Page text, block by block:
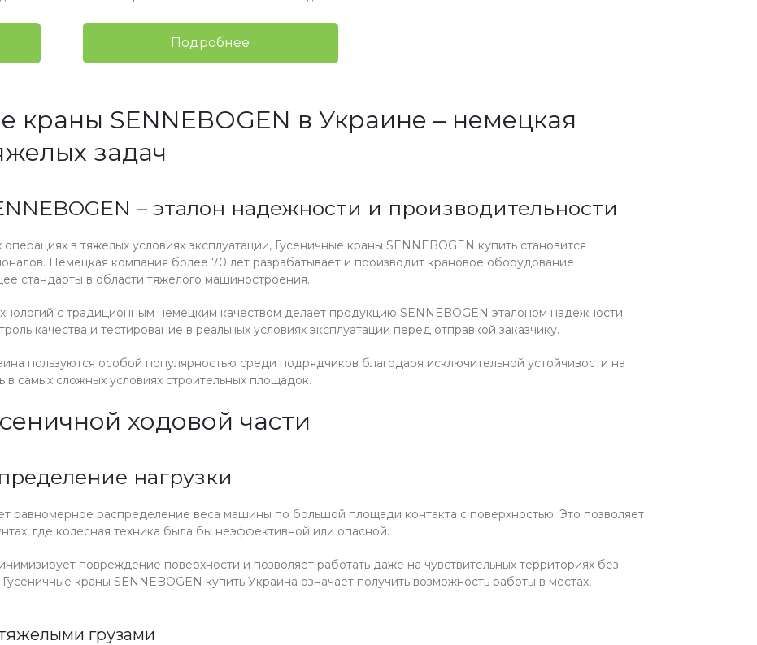
Подробнее
краны SENNEBOGEN в Украине – немецкая
задач
– эталон надежности и производительности
в тяжелых условиях эксплуатации, Гусеничные краны SENNEBOGEN купить становится
Немецкая компания более 70 лет разрабатывает и производит крановое оборудование
стандарты в области тяжелого машиностроения.
с традиционным немецким качеством делает продукцию SENNEBOGEN эталоном надежности.
качества и тестирование в реальных условиях эксплуатации перед отправкой заказчику.
пользуются особой популярностью среди подрядчиков благодаря исключительной устойчивости на
в самых сложных условиях строительных площадок.
ходовой части
нагрузки
равномерное распределение веса машины по большой площади контакта с поверхностью. Это позволяет
где колесная техника была бы неэффективной или опасной.
повреждение поверхности и позволяет работать даже на чувствительных территориях без
краны SENNEBOGEN купить Украина означает получить возможность работы в местах,
грузами